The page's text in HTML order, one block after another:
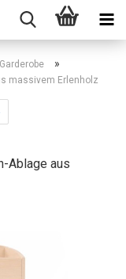
»
massivem Erlenholz
Ablage aus